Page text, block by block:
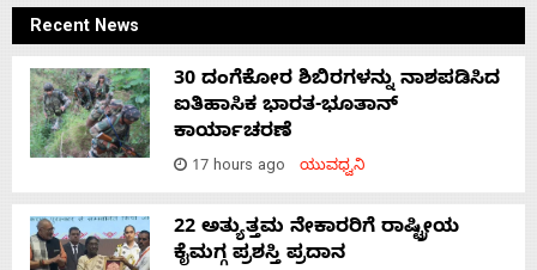
Recent News
30 ದಂಗೆಕೋರ ಶಿಬಿರಗಳನ್ನು ನಾಶಪಡಿಸಿದ
ಐತಿಹಾಸಿಕ ಭಾರತ-ಭೂತಾನ್
ಕಾರ್ಯಾಚರಣೆ
17 hours ago ಯುವಧ್ವನಿ
22 ಅತ್ಯುತ್ತಮ ನೇಕಾರರಿಗೆ ರಾಷ್ಟ್ರೀಯ
ಕೈಮಗ್ಗ ಪ್ರಶಸ್ತಿ ಪ್ರದಾನ